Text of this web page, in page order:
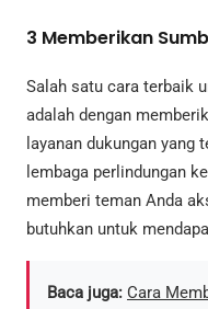
3 Memberikan
Salah satu cara terbaik
adalah dengan
layanan dukungan
lembaga perlindungan
memberi teman Anda
butuhkan untuk
Baca juga: Cara